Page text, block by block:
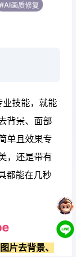
#AI画质修复
技能，就能
背景、面部
单且效果专
，还是带有
都能在几秒
图片去背景、